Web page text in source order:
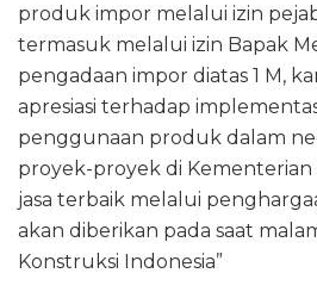
produk impor melalui izin
termasuk melalui izin Bapak
pengadaan impor diatas 1 M,
apresiasi terhadap
penggunaan produk dalam
proyek-proyek di
jasa terbaik melalui
akan diberikan pada saat
Konstruksi Indonesia”